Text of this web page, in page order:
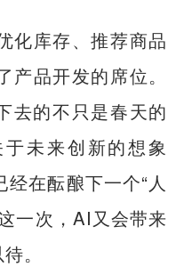
化库存、推荐商品
品开发的席位。
去的不只是春天的
未来创新的想象
在酝酿下一个“人
一次，AI又会带来
。